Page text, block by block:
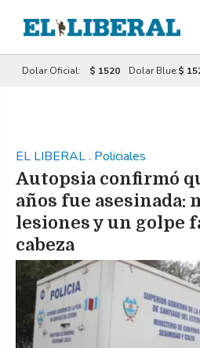
Dolar Oficial: $ 1520 Dolar Blue:$
EL LIBERAL. Policiales
Autopsia confirmó
años fue asesinada:
lesiones y un golpe
cabeza